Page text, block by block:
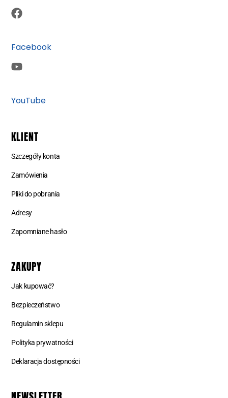
Facebook
YouTube
KLIENT
Szczegóły konta
Zamówienia
Pliki do pobrania
Adresy
Zapomniane hasło
ZAKUPY
Jak kupować?
Bezpieczeństwo
Regulamin sklepu
Polityka prywatności
Deklaracja dostępności